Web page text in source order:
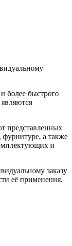
более быстрого
представленных
фурнитуре, а также
и
заказу
её применения.